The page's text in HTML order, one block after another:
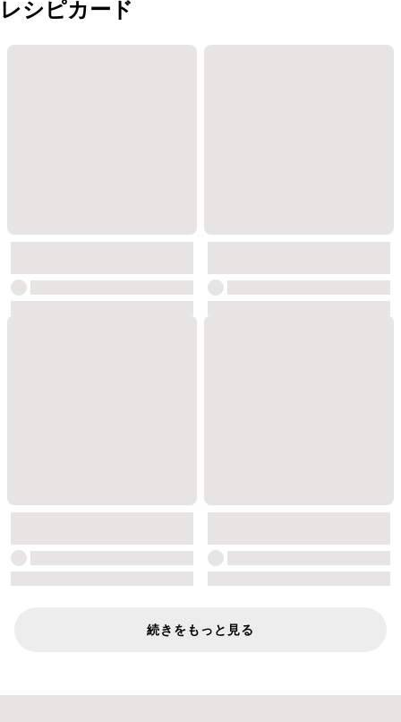
レシピカード
続きをもっと見る